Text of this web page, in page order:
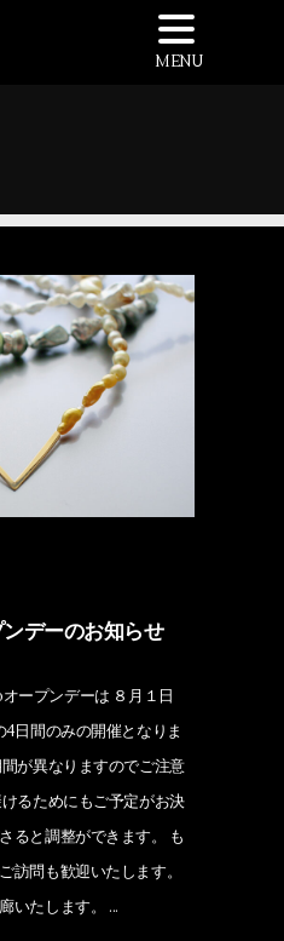
MENU
デーのお知らせ
ープンデーは ８月１日
日間のみの開催となりま
が異なりますのでご注意
るためにもご予定がお決
ると調整ができます。 も
訪問も歓迎いたします。
いたします。